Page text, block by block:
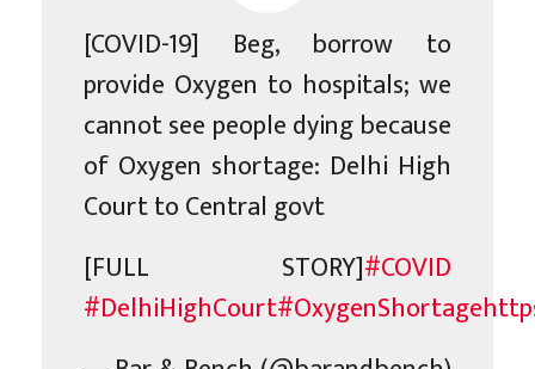
[COVID-19] Beg, borrow to
provide Oxygen to hospitals; we
cannot see people dying because
of Oxygen shortage: Delhi High
Court to Central govt
[FULL STORY]#COVID
#DelhiHighCourt#OxygenShortage